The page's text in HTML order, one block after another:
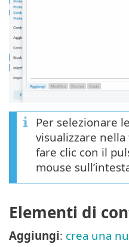
Per selezionare
visualizzare
fare clic con il
mouse
Elementi di
Aggiungi: crea una